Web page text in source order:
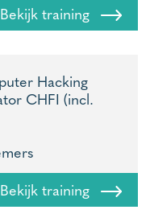
Bekijk training
Hacking
CHFI (incl.
Bekijk training